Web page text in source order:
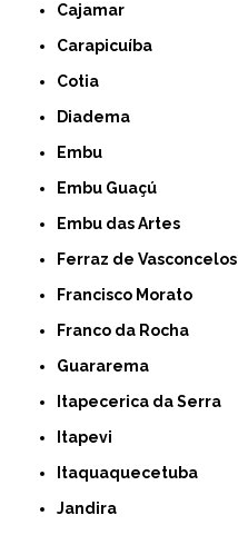
Cajamar
Carapicuíba
Cotia
Diadema
Embu
Embu Guaçú
Embu das Artes
Ferraz de Vasconcelos
Francisco Morato
Franco da Rocha
Guararema
Itapecerica da Serra
Itapevi
Itaquaquecetuba
Jandira